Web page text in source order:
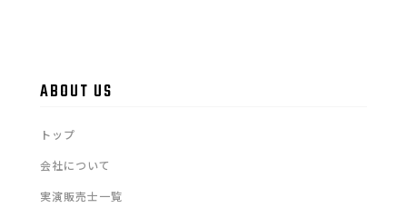
ABOUT US
トップ
会社について
実演販売士一覧